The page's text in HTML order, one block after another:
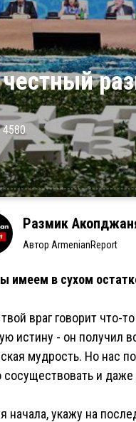
честный
4580
Размик
Автор ArmenianReport
имеем в сухом
враг говорит что-
истину - он получил
мудрость. Но нас
сосуществовать и
начала, укажу на